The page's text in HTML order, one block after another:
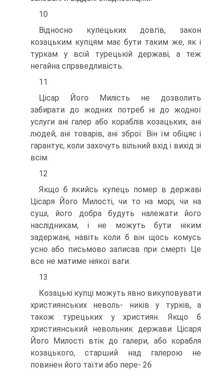
10
Відносно купецьких довгів, закон
козацьким купцям має бути таким же, як і
туркам у всій турецькій державі, а теж
негайна справедливість.
11
Цісар Його Милість не дозволить
забирати до жодних потреб ні до жодної
услуги ані галер або кораблів козацьких, ані
людей, ані товарів, ані зброї. Він їм обіцяє і
гарантує, коли захочуть вільний вхід і вихід зі
всім.
12
Якщо б якийсь купець помер в державі
Цісаря Його Милості, чи то на морі, чи на
суші, його добра будуть належати його
наслідникам, і не можуть бути ніким
задержані, навіть коли б він щось комусь
усно або письмово записав при смерті. Це
все не матиме ніякої ваги.
13
Козацькі купці можуть явно викуповувати
християнських неволь- ників у турків, а
також турецьких у християн. Якщо б
християнський невольник держави Цісаря
Його Милості втік до галери, або корабля
козацького, старший над галерою не
повинен його таїти або пере- 26